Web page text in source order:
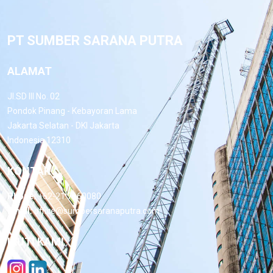
PT SUMBER SARANA PUTRA
ALAMAT
Jl.SD III No. 02
Pondok Pinang - Kebayoran Lama
Jakarta Selatan - DKI Jakarta
Indonesia 12310
KONTAK
Phone: +62-21 7660080
Email:office@sumbersaranaputra.com
IKUTI KAMI